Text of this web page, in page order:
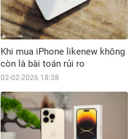
Khi mua iPhone likenew không
còn là bài toán rủi ro
02-02-2026 18:38